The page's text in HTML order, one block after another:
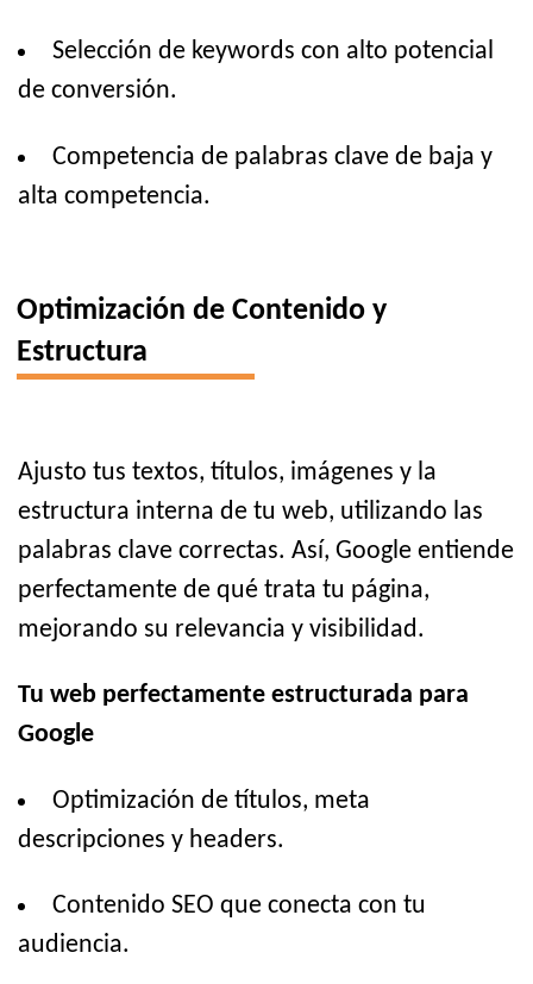
Selección de keywords con alto potencial
de conversión.
Competencia de palabras clave de baja y
alta competencia.
Optimización de Contenido y
Estructura
Ajusto tus textos, títulos, imágenes y la
estructura interna de tu web, utilizando las
palabras clave correctas. Así, Google entiende
perfectamente de qué trata tu página,
mejorando su relevancia y visibilidad.
Tu web perfectamente estructurada para
Google
Optimización de títulos, meta
descripciones y headers.
Contenido SEO que conecta con tu
audiencia.